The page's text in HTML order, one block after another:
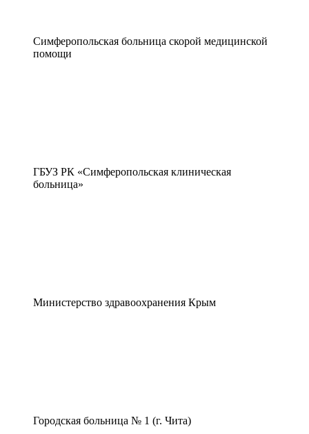
Симферопольская больница скорой медицинской
помощи
ГБУЗ РК «Симферопольская клиническая
больница»
Министерство здравоохранения Крым
Городская больница № 1 (г. Чита)